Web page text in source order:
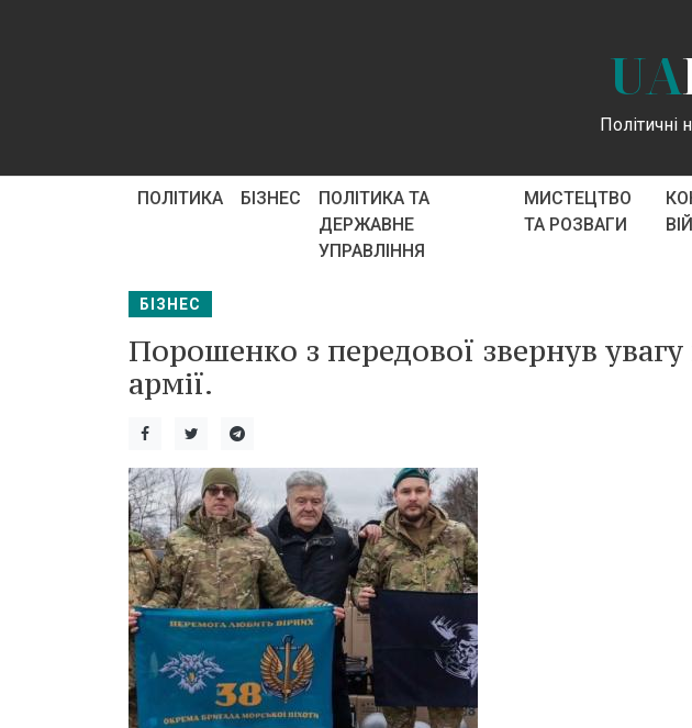
UA
Політичні
ПОЛІТИКА БІЗНЕС
ПОЛІТИКА ТА
ДЕРЖАВНЕ
УПРАВЛІННЯ
МИСТЕЦТВО
ТА РОЗВАГИ
БІЗНЕС
Порошенко з передової звернув увагу
армії.